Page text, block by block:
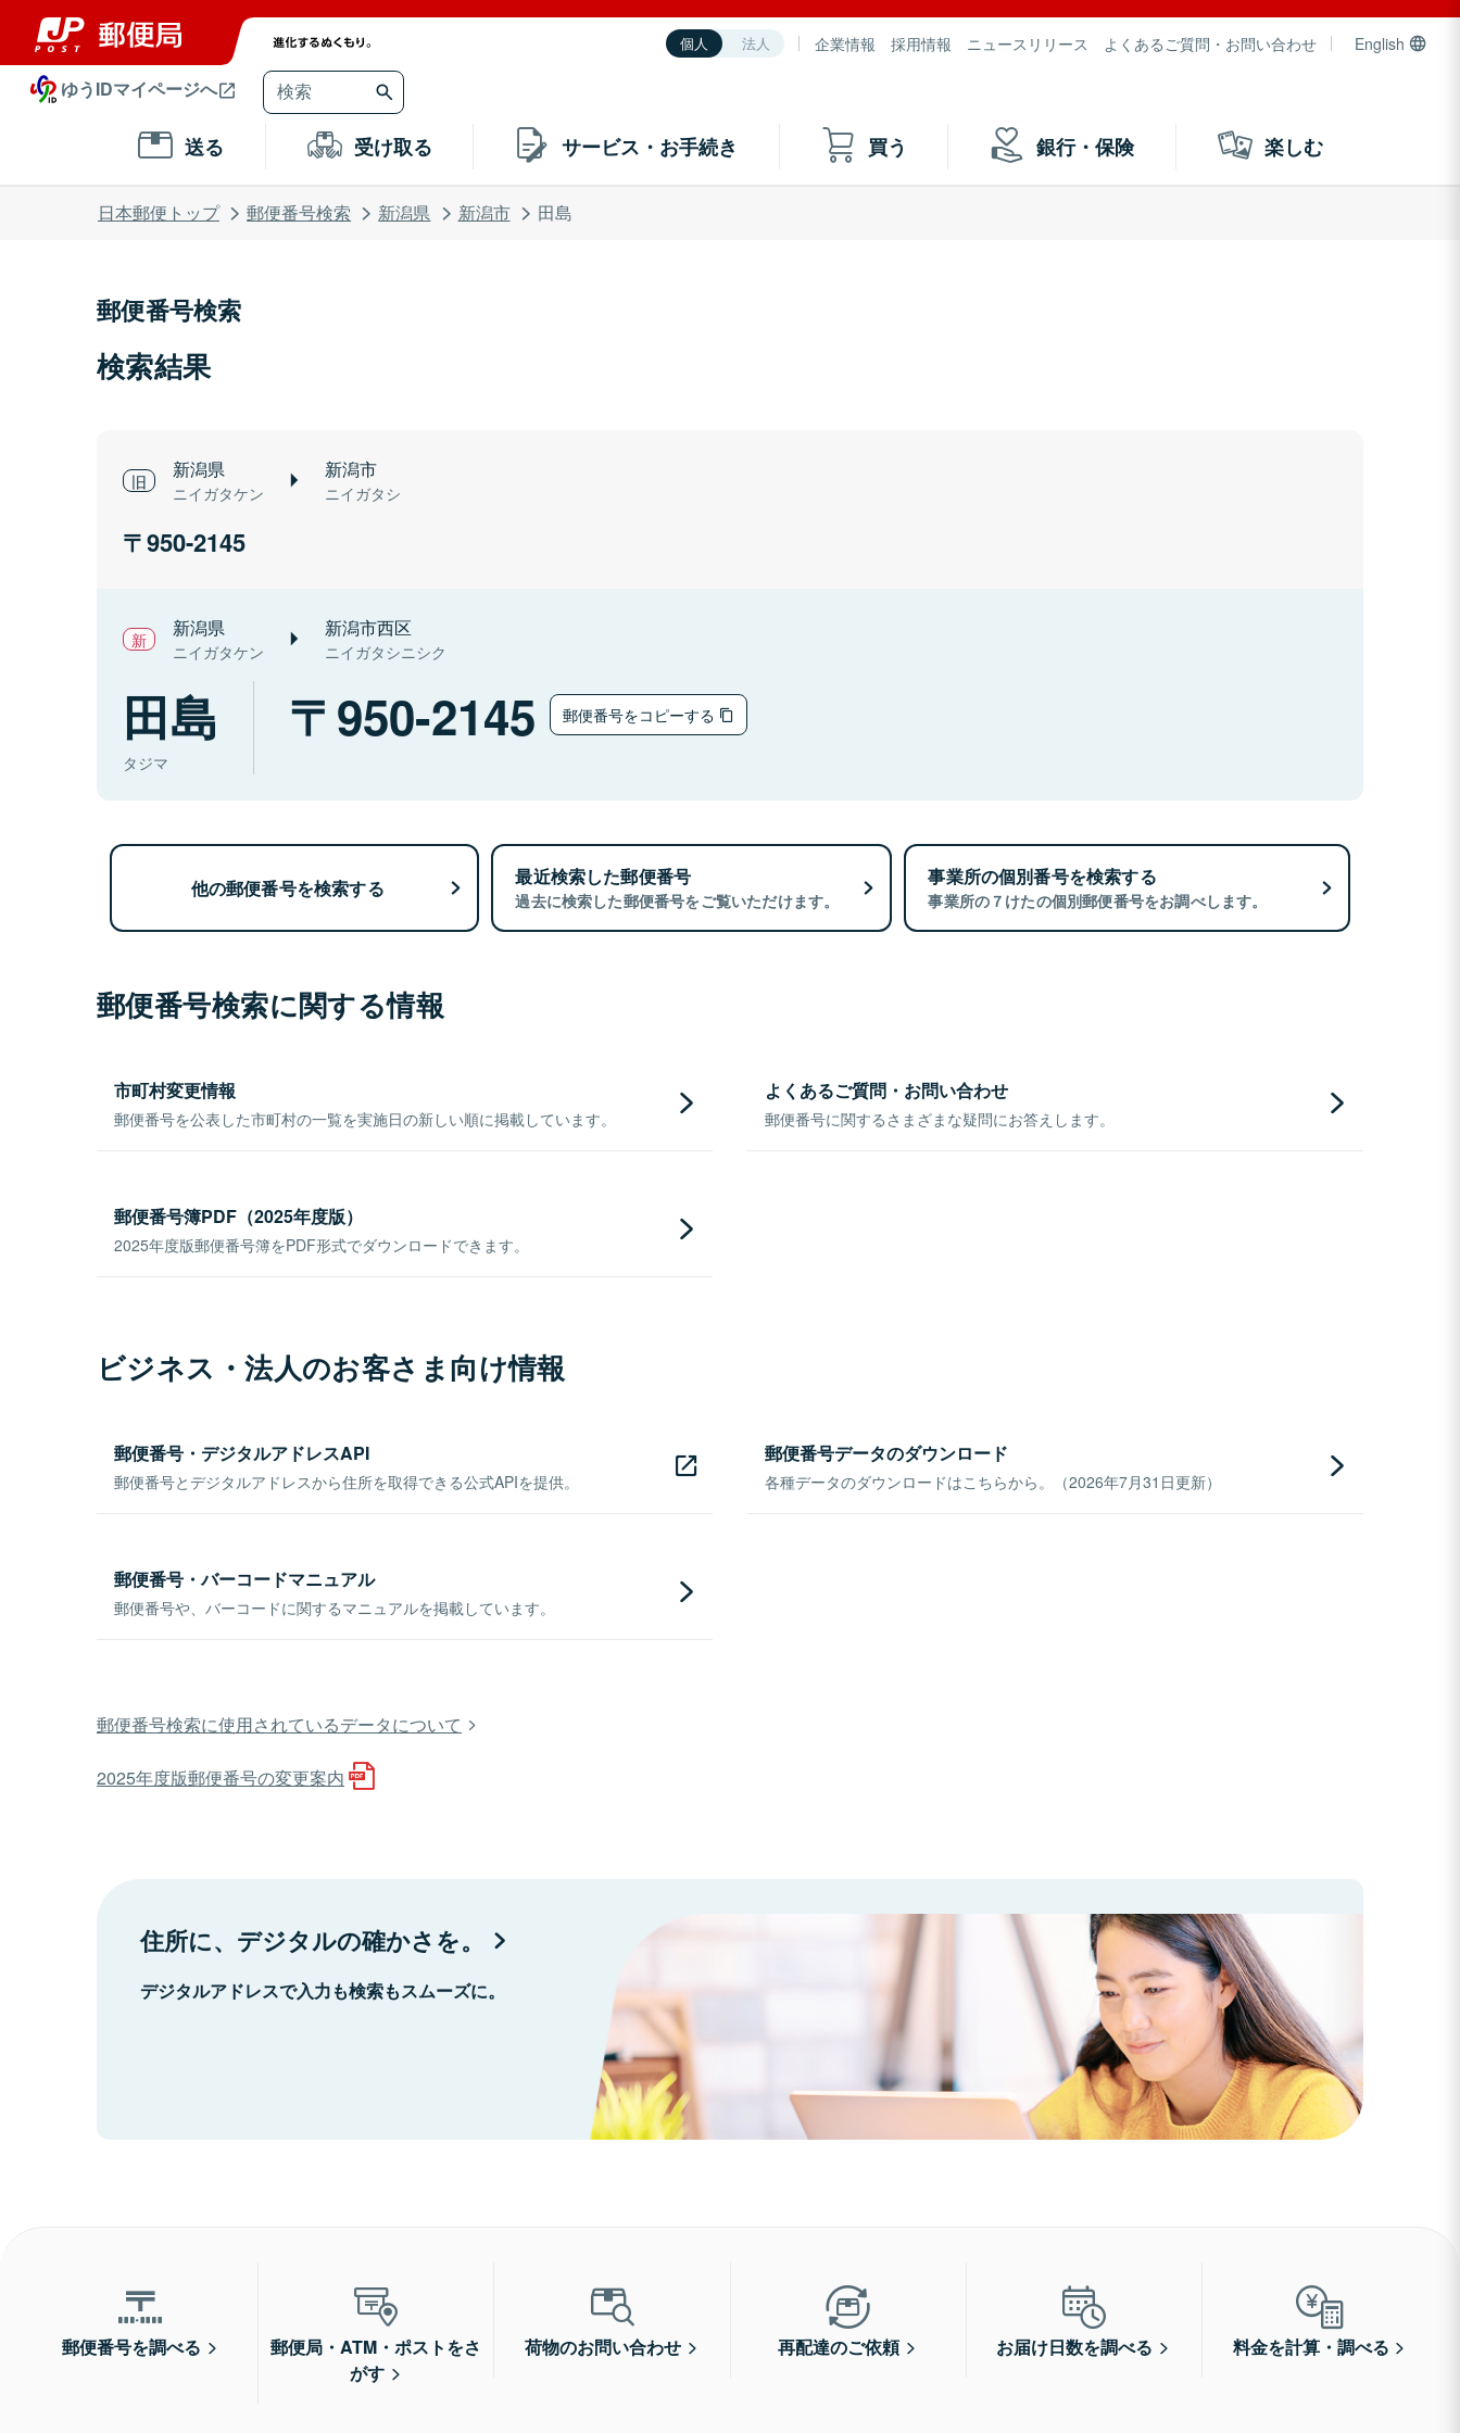
個人 法人 企業情報 採用情報 ニュースリリース よくあるご質問・お問い合わせ English
ゆうIDマイページへ
送る 受け取る サービス・お手続き 買う 銀行・保険 楽しむ
日本郵便トップ 郵便番号検索 新潟県 新潟市 田島
郵便番号検索
検索結果
新潟県
ニイガタケン
新潟市
ニイガタシ
950-2145
新潟県
ニイガタケン
新潟市西区
ニイガタシニシク
田島
タジマ
950-2145 郵便番号をコピーする
他の郵便番号を検索する 最近検索した郵便番号
過去に検索した郵便番号をご覧いただけます。
事業所の個別番号を検索する
事業所の７けたの個別郵便番号をお調べします。
郵便番号検索に関する情報
市町村変更情報
郵便番号を公表した市町村の一覧を実施日の新しい順に掲載しています。
よくあるご質問・お問い合わせ
郵便番号に関するさまざまな疑問にお答えします。
郵便番号簿PDF（2025年度版）
2025年度版郵便番号簿をPDF形式でダウンロードできます。
ビジネス・法人のお客さま向け情報
郵便番号・デジタルアドレスAPI
郵便番号とデジタルアドレスから住所を取得できる公式APIを提供。
郵便番号データのダウンロード
各種データのダウンロードはこちらから。（2026年7月31日更新）
郵便番号・バーコードマニュアル
郵便番号や、バーコードに関するマニュアルを掲載しています。
郵便番号検索に使用されているデータについて
2025年度版郵便番号の変更案内
住所に、デジタルの確かさを。
デジタルアドレスで入力も検索もスムーズに。
郵便番号を調べる
郵便局・ATM・ポストをさ
がす
荷物のお問い合わせ 再配達のご依頼 お届け日数を調べる 料金を計算・調べる